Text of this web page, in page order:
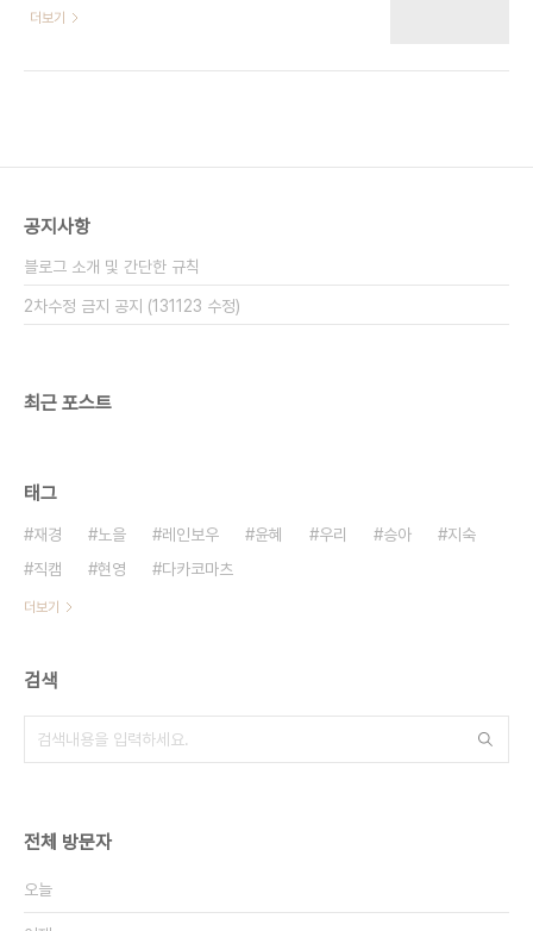
더보기
공지사항
블로그 소개 및 간단한 규칙
2차수정 금지 공지 (131123 수정)
최근 포스트
태그
재경 노을 레인보우 윤혜 우리 승아
지숙
직캠
현영 다카코마츠
더보기
검색
전체 방문자
오늘